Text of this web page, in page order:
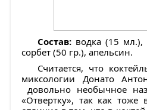
Состав: водка (15
сорбет (50 гр.), апельсин.
Считается, что
миксологии Донато
довольно необычное
«Отвертку», так как